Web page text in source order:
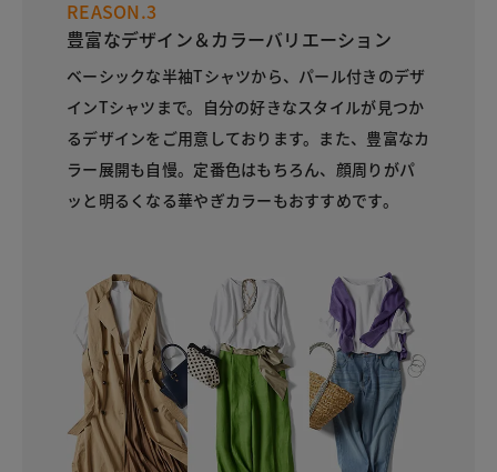
REASON.3
豊富なデザイン＆カラーバリエーション
ベーシックな半袖Tシャツから、パール付きのデザ
インTシャツまで。自分の好きなスタイルが見つか
るデザインをご用意しております。また、豊富なカ
ラー展開も自慢。定番色はもちろん、顔周りがパ
ッと明るくなる華やぎカラーもおすすめです。